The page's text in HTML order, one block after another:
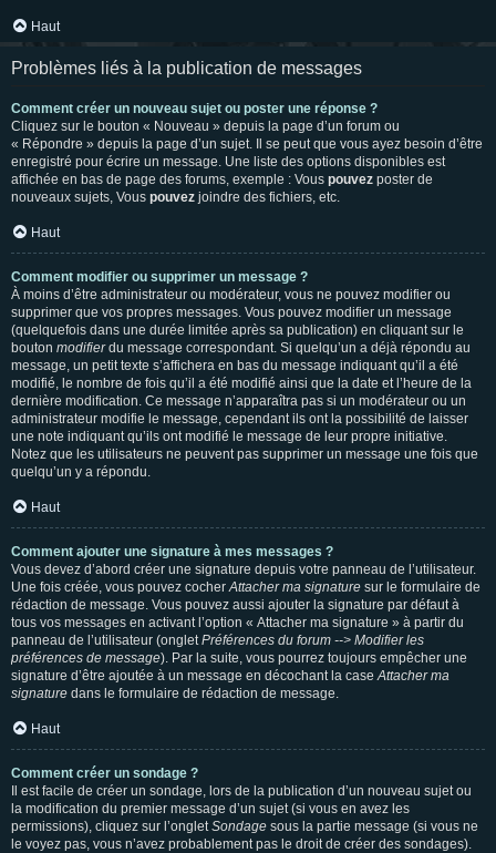
Haut
Problèmes liés à la publication de messages
Comment créer un nouveau sujet ou poster une réponse ?
Cliquez sur le bouton « Nouveau » depuis la page d’un forum ou
« Répondre » depuis la page d’un sujet. Il se peut que vous ayez besoin d’être
enregistré pour écrire un message. Une liste des options disponibles est
affichée en bas de page des forums, exemple : Vous pouvez poster de
nouveaux sujets, Vous pouvez joindre des fichiers, etc.
Haut
Comment modifier ou supprimer un message ?
À moins d’être administrateur ou modérateur, vous ne pouvez modifier ou
supprimer que vos propres messages. Vous pouvez modifier un message
(quelquefois dans une durée limitée après sa publication) en cliquant sur le
bouton modifierdu message correspondant. Si quelqu’un a déjà répondu au
message, un petit texte s’affichera en bas du message indiquant qu’il a été
modifié, le nombre de fois qu’il a été modifié ainsi que la date et l’heure de la
dernière modification. Ce message n’apparaîtra pas si un modérateur ou un
administrateur modifie le message, cependant ils ont la possibilité de laisser
une note indiquant qu’ils ont modifié le message de leur propre initiative.
Notez que les utilisateurs ne peuvent pas supprimer un message une fois que
quelqu’un y a répondu.
Haut
Comment ajouter une signature à mes messages ?
Vous devez d’abord créer une signature depuis votre panneau de l’utilisateur.
Une fois créée, vous pouvez cocherAttacher ma signature sur le formulaire de
rédaction de message. Vous pouvez aussi ajouter la signature par défaut à
tous vos messages en activant l’option « Attacher ma signature » à partir du
panneau de l’utilisateur (ongletPréférences du forum --> Modifier les
préférences de message). Par la suite, vous pourrez toujours empêcher une
signature d’être ajoutée à un message en décochant la caseAttacher ma
signature dans le formulaire de rédaction de message.
Haut
Comment créer un sondage ?
Il est facile de créer un sondage, lors de la publication d’un nouveau sujet ou
la modification du premier message d’un sujet (si vous en avez les
permissions), cliquez sur l’ongletSondage sous la partie message (si vous ne
le voyez pas, vous n’avez probablement pas le droit de créer des sondages).